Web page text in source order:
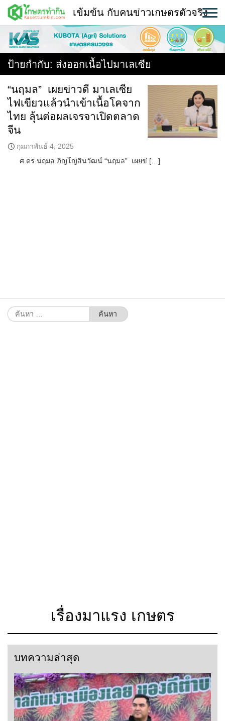
Skip
content
พืช
หน้าแรก
ใคร ทำอะไร ที่ไหน
สถานีข่าววันนี้
เข้มข้น กับคนข่าวเกษตรตัวจริง
ป้ายกำกับ: ส่งออกเนื้อไปมาเลเซีย
“นฤมล” เผยข่าวดี มาเลเซีย
ไฟเขียวแล้วนำเข้าเนื้อโคจาก
ไทย ลุ้นต่อผลเจรจาเปิดตลาด
จีน
กุมภาพันธ์ 4, 2025
ศ.ดร.นฤมล ภิญโญสินวัฒน์ “นฤมล” เผยข่ […]
ค้นหา
สำหรับ:
เรื่องมาแรง เกษตร
บทความล่าสุด